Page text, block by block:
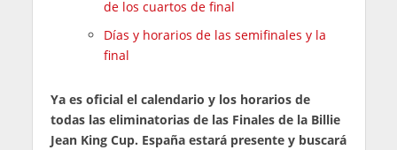
de los cuartos de final
Días y horarios de las semifinales y la
final
Ya es oficial el calendario y los horarios de
todas las eliminatorias de las Finales de la Billie
Jean King Cup. España estará presente y buscará